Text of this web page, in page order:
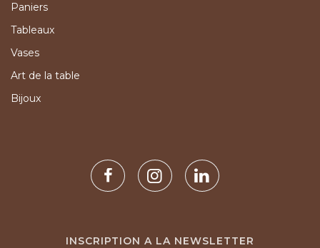
Paniers
Tableaux
Vases
Art de la table
Bijoux
INSCRIPTION A LA NEWSLETTER